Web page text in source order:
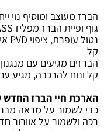
הברז מעוצב ומוסיף נוי
גוף ופיית הברז מפליז
נטול עופרת, ציפוי PVD
קל
הברזים מגיעים עם
קל ונוח להרכבה, מגיע
הארכת חיי הברז החדש
כדי לשמור על מראה
רכה ולשמור על